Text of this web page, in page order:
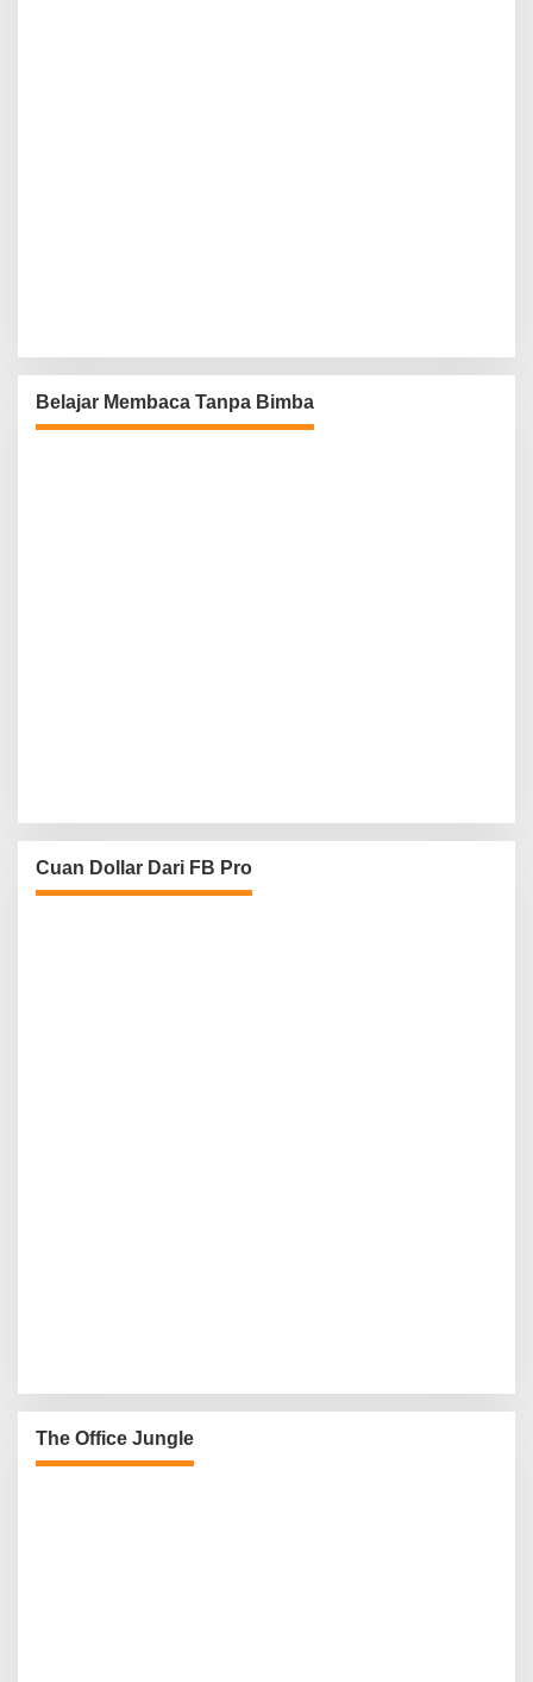
Belajar Membaca Tanpa Bimba
Cuan Dollar Dari FB Pro
The Office Jungle